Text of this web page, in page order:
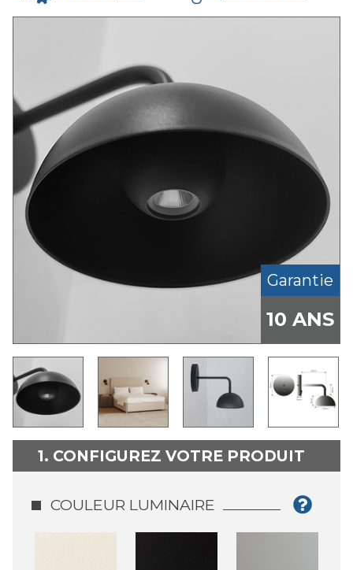
Garantie
10 ANS
1. CONFIGUREZ VOTRE PRODUIT
COULEUR LUMINAIRE